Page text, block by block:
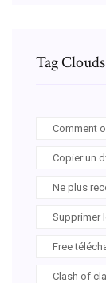
Tag Clouds
Comment
Copier un
Ne plus
Supprimer
Free
Clash of